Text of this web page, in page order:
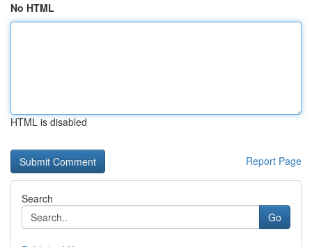
No HTML
HTML is disabled
Report Page
Search
Go